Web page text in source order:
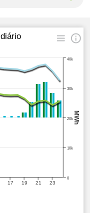
MWh
17 19 21 23
0
20k
40k
10k
30k